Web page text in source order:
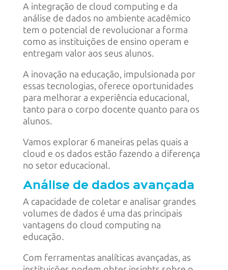
A integração de cloud computing e da
análise de dados no ambiente acadêmico
tem o potencial de revolucionar a forma
como as instituições de ensino operam e
entregam valor aos seus alunos.
A inovação na educação, impulsionada por
essas tecnologias, oferece oportunidades
para melhorar a experiência educacional,
tanto para o corpo docente quanto para os
alunos.
Vamos explorar 6 maneiras pelas quais a
cloud e os dados estão fazendo a diferença
no setor educacional.
Análise de dados avançada
A capacidade de coletar e analisar grandes
volumes de dados é uma das principais
vantagens do cloud computing na
educação.
Com ferramentas analíticas avançadas, as